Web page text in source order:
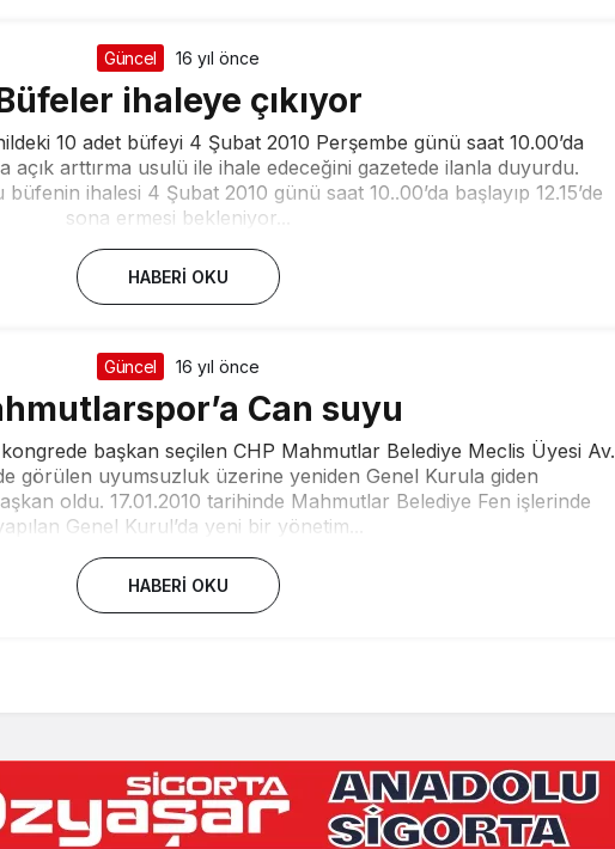
Güncel 16 yıl önce
ihaleye çıkıyor
10 adet büfeyi 4 Şubat 2010 Perşembe günü saat 10.00’da
açık arttırma usulü ile ihale edeceğini gazetede ilanla duyurdu.
büfenin ihalesi 4 Şubat 2010 günü saat 10..00’da başlayıp 12.15’de
sona ermesi bekleniyor...
HABERI OKU
Güncel 16 yıl önce
Can suyu
başkan seçilen CHP Mahmutlar Belediye Meclis Üyesi Av.
görülen uyumsuzluk üzerine yeniden Genel Kurula giden
oldu. 17.01.2010 tarihinde Mahmutlar Belediye Fen işlerinde
Genel Kurul’da yeni bir yönetim...
HABERI OKU